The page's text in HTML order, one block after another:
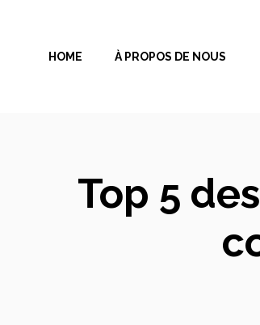
contenuHOME À PROPOS DE NOUS
Top 5